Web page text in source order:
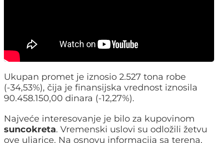
Ukupan promet je iznosio 2.527 tona robe
(-34,53%), čija je finansijska vrednost iznosila
90.458.150,00 dinara (-12,27%).
Najveće interesovanje je bilo za kupovinom
suncokreta. Vremenski uslovi su odložili žetvu
ove uljarice. Na osnovu informacija sa terena,